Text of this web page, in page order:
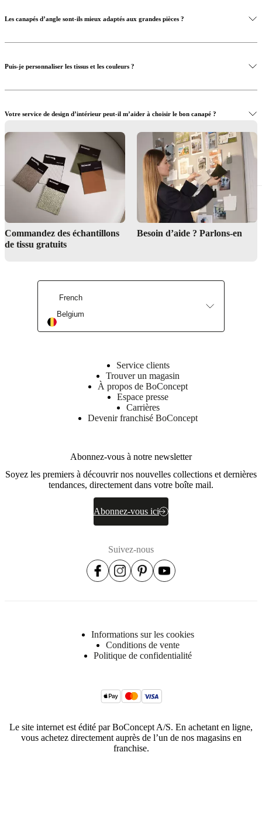
Les canapés d’angle sont-ils mieux adaptés aux grandes pièces ?
Puis-je personnaliser les tissus et les couleurs ?
Votre service de design d’intérieur peut-il m’aider à choisir le bon canapé ?
Où puis-je voir et essayer les canapés en personne ?
Commandez des échantillons
de tissu gratuits
Besoin d’aide ? Parlons-en
French
Belgium
Service clients
Trouver un magasin
À propos de BoConcept
Espace presse
Carrières
Devenir franchisé BoConcept
Abonnez-vous à notre newsletter
Soyez les premiers à découvrir nos nouvelles collections et dernières
tendances, directement dans votre boîte mail.
Abonnez-vous ici
Suivez-nous
Informations sur les cookies
Conditions de vente
Politique de confidentialité
Le site internet est édité par BoConcept A/S. En achetant en ligne,
vous achetez directement auprès de l’un de nos magasins en
franchise.